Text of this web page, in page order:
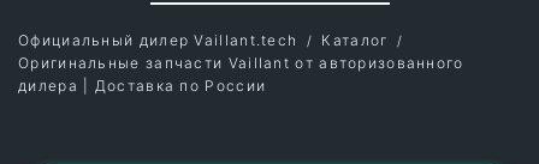
Официальный дилер Vaillant.tech
Каталог
Оригинальные запчасти Vaillant от авторизованного
дилера | Доставка по России